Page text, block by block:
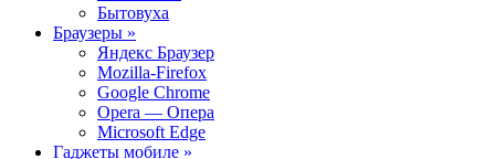
Бытовуха
Браузеры »
Яндекс Браузер
Mozilla-Firefox
Google Chrome
Opera — Опера
Microsoft Edge
Гаджеты мобиле »